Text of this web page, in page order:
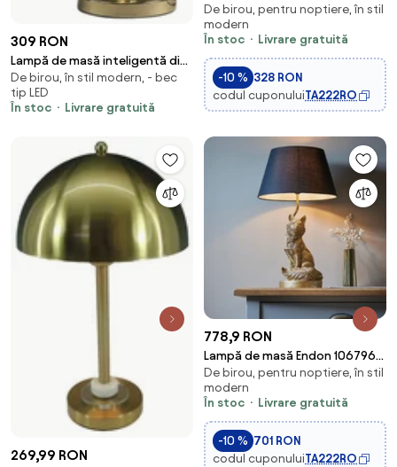
309 RON
Lampă de masă inteligentă din
alamă cu sticlă verde, inclusiv
WiFi P45 - Banker
De birou, în stil modern, - bec
tip LED
În stoc
Livrare gratuită
1xE14/6W/230V bronz
De birou, pentru noptiere, în stil
modern
În stoc
Livrare gratuită
-10 % 328 RON
codul cuponuluiTA222RO
269,99 RON
778,9 RON
Lampă de masă Endon 106796
FOX 1xE14/6W/230V
negru/alamă
De birou, pentru noptiere, în stil
modern
În stoc
Livrare gratuită
-10 % 701 RON
codul cuponuluiTA222RO